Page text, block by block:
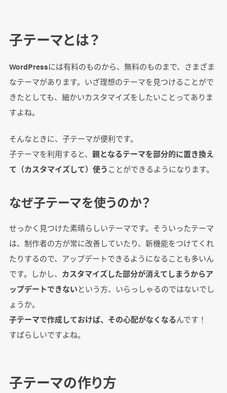
子テーマとは？
WordPressには有料のものから、無料のものまで、さまざま
なテーマがあります。いざ理想のテーマを見つけることがで
きたとしても、細かいカスタマイズをしたいことってありま
すよね。
そんなときに、子テーマが便利です。
子テーマを利用すると、 親となるテーマを部分的に置き換え
て（カスタマイズして）使うことができるようになります。
なぜ子テーマを使うのか？
せっかく見つけた素晴らしいテーマです。そういったテーマ
は、制作者の方が常に改善していたり、新機能をつけてくれ
たりするので、アップデートできるようになることも多いん
です。しかし、 カスタマイズした部分が消えてしまうからア
ップデートできないという方、いらっしゃるのではないでし
ょうか。
子テーマで作成しておけば、その心配がなくなるんです！
すばらしいですよね。
子テーマの作り方